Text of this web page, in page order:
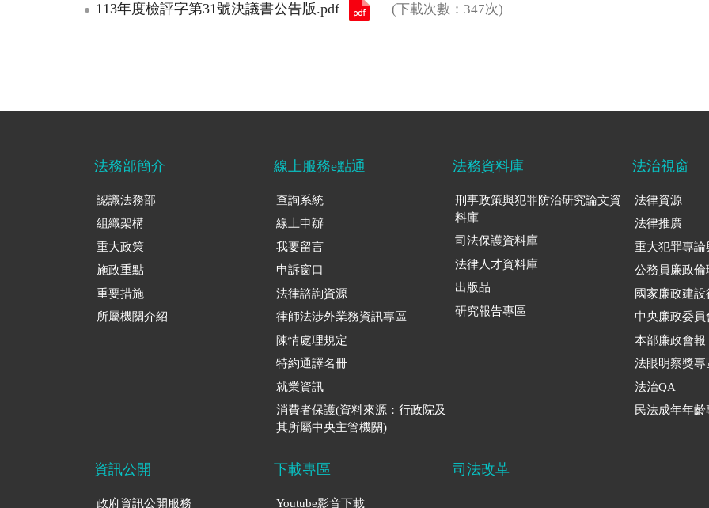
113年度檢評字第31號決議書公告版.pdf (下載次數：347次)
法務部簡介
認識法務部
組織架構
重大政策
施政重點
重要措施
所屬機關介紹
線上服務e點通
查詢系統
線上申辦
我要留言
申訴窗口
法律諮詢資源
律師法涉外業務資訊專區
陳情處理規定
特約通譯名冊
就業資訊
消費者保護(資料來源：行政院及
其所屬中央主管機關)
法務資料庫
刑事政策與犯罪防治研究論文資
料庫
司法保護資料庫
法律人才資料庫
出版品
研究報告專區
法治視窗
法律資源
法律推廣
重大犯罪專論
公務員廉政倫
國家廉政建設
中央廉政委員
本部廉政會報
法眼明察獎專
法治QA
民法成年年齡
資訊公開
政府資訊公開服務
下載專區
Youtube影音下載
司法改革